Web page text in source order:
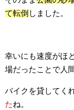
て転倒 しました。
幸いにも速度がほ
場だったことで人
バイクを貸してく
たね。